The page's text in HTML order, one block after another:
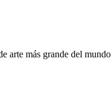
más grande del